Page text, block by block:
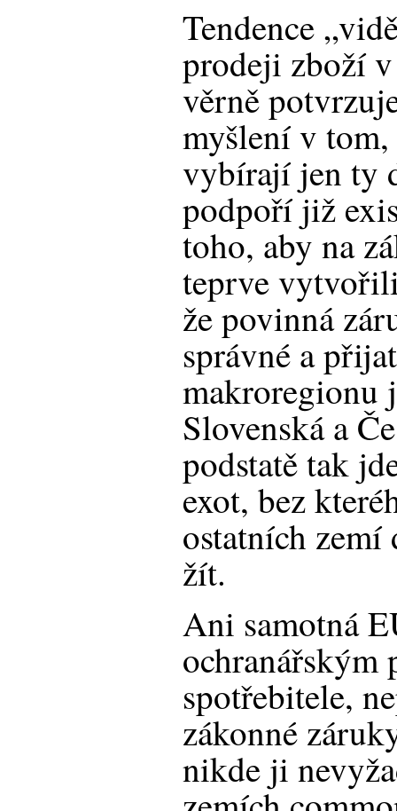
Tendence
prodeji zboží
věrně
myšlení v
vybírají jen ty
podpoří již
toho, aby na
teprve
že povinná
správné a
makroregionu
Slovenská a
podstatě tak
exot, bez
ostatních
žít.
Ani samotná
ochranářským
spotřebitele,
zákonné
nikde ji